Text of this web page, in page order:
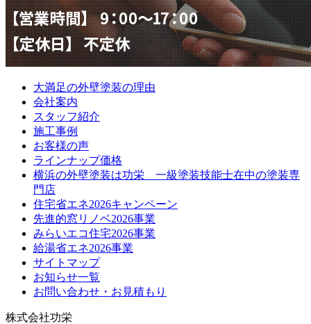
大満足の外壁塗装の理由
会社案内
スタッフ紹介
施工事例
お客様の声
ラインナップ価格
横浜の外壁塗装は功栄 一級塗装技能士在中の塗装専
門店
住宅省エネ2026キャンペーン
先進的窓リノベ2026事業
みらいエコ住宅2026事業
給湯省エネ2026事業
サイトマップ
お知らせ一覧
お問い合わせ・お見積もり
株式会社功栄